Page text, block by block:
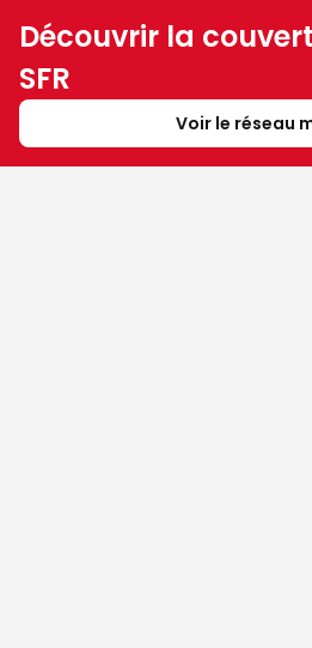
Découvrir la
SFR
Voir le réseau